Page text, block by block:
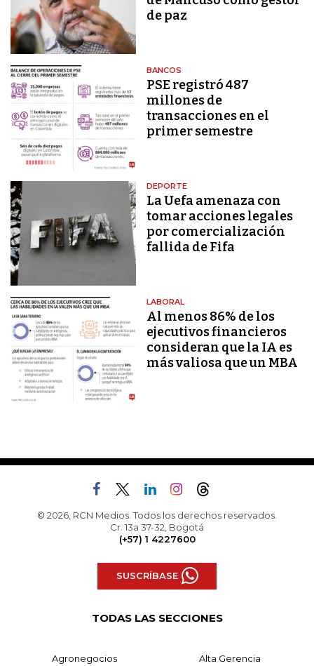
de paz
BANCOS
PSE registró 487
millones de
transacciones en el
primer semestre
DEPORTE
La Uefa amenaza con
tomar acciones legales
por comercialización
fallida de Fifa
LABORAL
Al menos 86% de los
ejecutivos financieros
consideran que la IA es
más valiosa que un MBA
© 2026, RCN Medios. Todos los derechos reservados.
Cr. 13a 37-32, Bogotá
(+57) 1 4227600
SUSCRÍBASE
TODAS LAS SECCIONES
Agronegocios Alta Gerencia